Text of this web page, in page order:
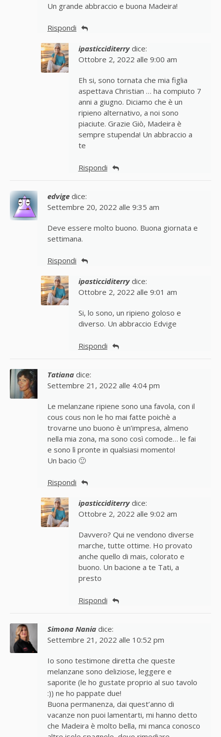
Un grande abbraccio e buona Madeira!
Rispondi
ipasticciditerry dice:
Ottobre 2, 2022 alle 9:00 am
Eh si, sono tornata che mia figlia
aspettava Christian … ha compiuto 7
anni a giugno. Diciamo che è un
ripieno alternativo, a noi sono
piaciute. Grazie Giò, Madeira è
sempre stupenda! Un abbraccio a
te
Rispondi
edvige dice:
Settembre 20, 2022 alle 9:35 am
Deve essere molto buono. Buona giornata e
settimana.
Rispondi
ipasticciditerry dice:
Ottobre 2, 2022 alle 9:01 am
Si, lo sono, un ripieno goloso e
diverso. Un abbraccio Edvige
Rispondi
Tatiana dice:
Settembre 21, 2022 alle 4:04 pm
Le melanzane ripiene sono una favola, con il
cous cous non le ho mai fatte poichè a
trovarne uno buono è un’impresa, almeno
nella mia zona, ma sono così comode… le fai
e sono lì pronte in qualsiasi momento!
Un bacio 🙂
Rispondi
ipasticciditerry dice:
Ottobre 2, 2022 alle 9:02 am
Davvero? Qui ne vendono diverse
marche, tutte ottime. Ho provato
anche quello di mais, colorato e
buono. Un bacione a te Tati, a
presto
Rispondi
Simona Nania dice:
Settembre 21, 2022 alle 10:52 pm
Io sono testimone diretta che queste
melanzane sono deliziose, leggere e
saporite (le ho gustate proprio al suo tavolo
:)) ne ho pappate due!
Buona permanenza, dai quest’anno di
vacanze non puoi lamentarti, mi hanno detto
che Madeira è molto bella, mi manca conosco